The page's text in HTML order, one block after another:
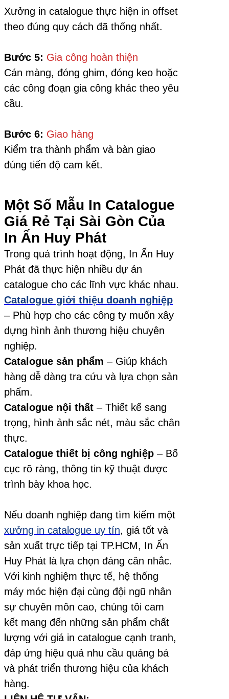
Xưởng in catalogue thực hiện in offset
theo đúng quy cách đã thống nhất.
Bước 5: Gia công hoàn thiện
Cán màng, đóng ghim, đóng keo hoặc
các công đoạn gia công khác theo yêu
cầu.
Bước 6: Giao hàng
Kiểm tra thành phẩm và bàn giao
đúng tiến độ cam kết.
Một Số Mẫu In Catalogue
Giá Rẻ Tại Sài Gòn Của
In Ấn Huy Phát
Trong quá trình hoạt động, In Ấn Huy
Phát đã thực hiện nhiều dự án
catalogue cho các lĩnh vực khác nhau.
Catalogue giới thiệu doanh nghiệp
– Phù hợp cho các công ty muốn xây
dựng hình ảnh thương hiệu chuyên
nghiệp.
Catalogue sản phẩm – Giúp khách
hàng dễ dàng tra cứu và lựa chọn sản
phẩm.
Catalogue nội thất – Thiết kế sang
trọng, hình ảnh sắc nét, màu sắc chân
thực.
Catalogue thiết bị công nghiệp – Bố
cục rõ ràng, thông tin kỹ thuật được
trình bày khoa học.
Nếu doanh nghiệp đang tìm kiếm một
xưởng in catalogue uy tín, giá tốt và
sản xuất trực tiếp tại TP.HCM, In Ấn
Huy Phát là lựa chọn đáng cân nhắc.
Với kinh nghiệm thực tế, hệ thống
máy móc hiện đại cùng đội ngũ nhân
sự chuyên môn cao, chúng tôi cam
kết mang đến những sản phẩm chất
lượng với giá in catalogue cạnh tranh,
đáp ứng hiệu quả nhu cầu quảng bá
và phát triển thương hiệu của khách
hàng.